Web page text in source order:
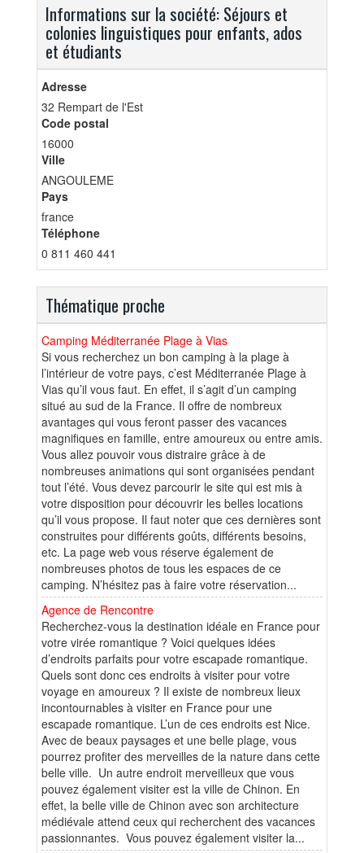
Informations sur la société: Séjours et
colonies linguistiques pour enfants, ados
et étudiants
Adresse
32 Rempart de l'Est
Code postal
16000
Ville
ANGOULEME
Pays
france
Téléphone
0 811 460 441
Thématique proche
Camping Méditerranée Plage à Vias
Si vous recherchez un bon camping à la plage à
l’intérieur de votre pays, c’est Méditerranée Plage à
Vias qu’il vous faut. En effet, il s’agit d’un camping
situé au sud de la France. Il offre de nombreux
avantages qui vous feront passer des vacances
magnifiques en famille, entre amoureux ou entre amis.
Vous allez pouvoir vous distraire grâce à de
nombreuses animations qui sont organisées pendant
tout l’été. Vous devez parcourir le site qui est mis à
votre disposition pour découvrir les belles locations
qu’il vous propose. Il faut noter que ces dernières sont
construites pour différents goûts, différents besoins,
etc. La page web vous réserve également de
nombreuses photos de tous les espaces de ce
camping. N’hésitez pas à faire votre réservation...
Agence de Rencontre
Recherchez-vous la destination idéale en France pour
votre virée romantique ? Voici quelques idées
d’endroits parfaits pour votre escapade romantique.
Quels sont donc ces endroits à visiter pour votre
voyage en amoureux ? Il existe de nombreux lieux
incontournables à visiter en France pour une
escapade romantique. L’un de ces endroits est Nice.
Avec de beaux paysages et une belle plage, vous
pourrez profiter des merveilles de la nature dans cette
belle ville. Un autre endroit merveilleux que vous
pouvez également visiter est la ville de Chinon. En
effet, la belle ville de Chinon avec son architecture
médiévale attend ceux qui recherchent des vacances
passionnantes. Vous pouvez également visiter la...